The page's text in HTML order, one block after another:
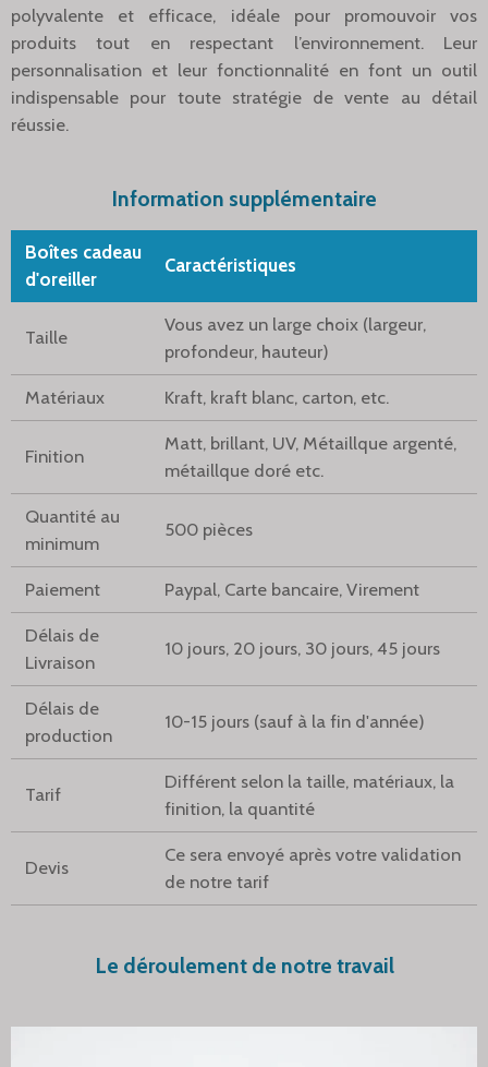
polyvalente et efficace, idéale pour promouvoir vos
produits tout en respectant l’environnement. Leur
personnalisation et leur fonctionnalité en font un outil
indispensable pour toute stratégie de vente au détail
réussie.
Information supplémentaire
Boîtes cadeau
d'oreiller
Caractéristiques
Taille
Vous avez un large choix (largeur,
profondeur, hauteur)
Matériaux Kraft, kraft blanc, carton, etc.
Finition
Matt, brillant, UV, Métaillque argenté,
métaillque doré etc.
Quantité au
minimum
500 pièces
Paiement Paypal, Carte bancaire, Virement
Délais de
Livraison
10 jours, 20 jours, 30 jours, 45 jours
Délais de
production
10-15 jours (sauf à la fin d'année)
Tarif
Différent selon la taille, matériaux, la
finition, la quantité
Devis
Ce sera envoyé après votre validation
de notre tarif
Le déroulement de notre travail